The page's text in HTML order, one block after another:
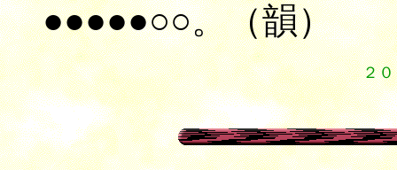
●●●●●○○。（韻）
２